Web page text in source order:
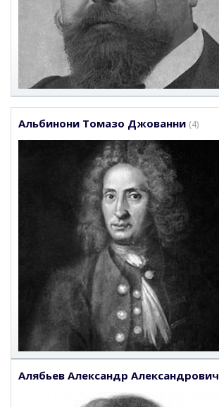
Альбинони Томазо Джованни (4)
Алябьев Александр Александрович